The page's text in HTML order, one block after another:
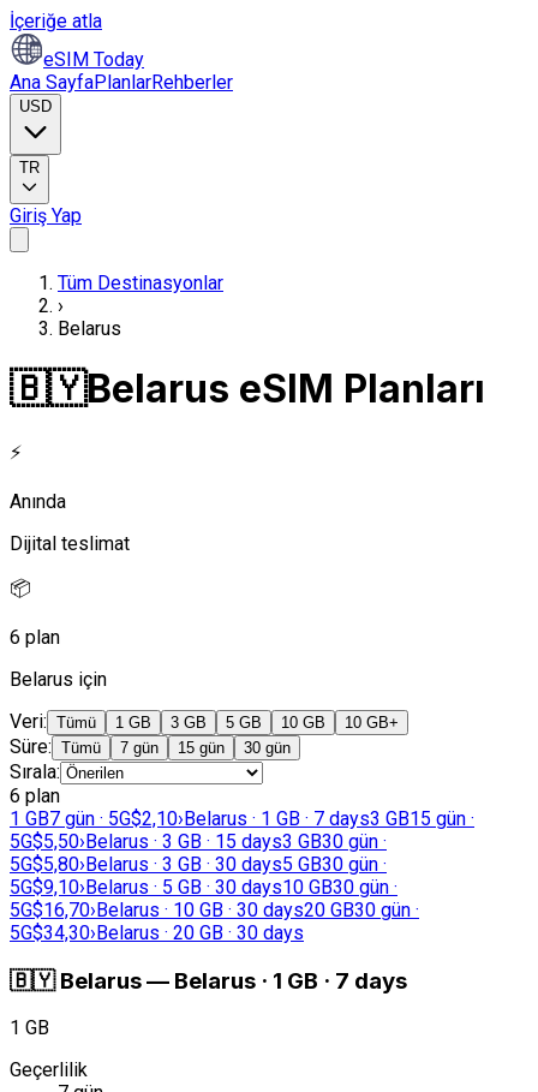
İçeriğe atla
eSIM Today
Ana SayfaPlanlarRehberler
USD
TR
Giriş Yap
Tüm Destinasyonlar
›
Belarus
🇧🇾Belarus eSIM Planları
⚡
Anında
Dijital teslimat
📦
6 plan
Belarus için
Veri: Tümü 1 GB 3 GB 5 GB 10 GB 10 GB+
Süre: Tümü 7 gün 15 gün 30 gün
Sırala:
6 plan
1 GB7 gün · 5G$2,10›Belarus · 1 GB · 7 days3 GB15 gün ·
5G$5,50›Belarus · 3 GB · 15 days3 GB30 gün ·
5G$5,80›Belarus · 3 GB · 30 days5 GB30 gün ·
5G$9,10›Belarus · 5 GB · 30 days10 GB30 gün ·
5G$16,70›Belarus · 10 GB · 30 days20 GB30 gün ·
5G$34,30›Belarus · 20 GB · 30 days
🇧🇾 Belarus— Belarus · 1 GB · 7 days
1 GB
Geçerlilik